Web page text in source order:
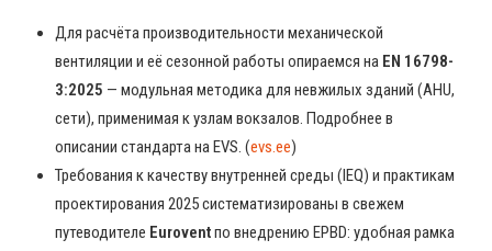
Для расчёта производительности механической
вентиляции и её сезонной работы опираемся на EN 16798-
3:2025 — модульная методика для невжилых зданий (AHU,
сети), применимая к узлам вокзалов. Подробнее в
описании стандарта на EVS. (evs.ee)
Требования к качеству внутренней среды (IEQ) и практикам
проектирования 2025 систематизированы в свежем
путеводителе Euroventпо внедрению EPBD: удобная рамка